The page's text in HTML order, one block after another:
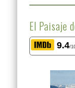
El Paisaje
9.4/